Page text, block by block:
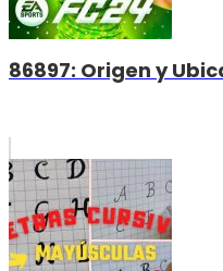
86897: Origen y